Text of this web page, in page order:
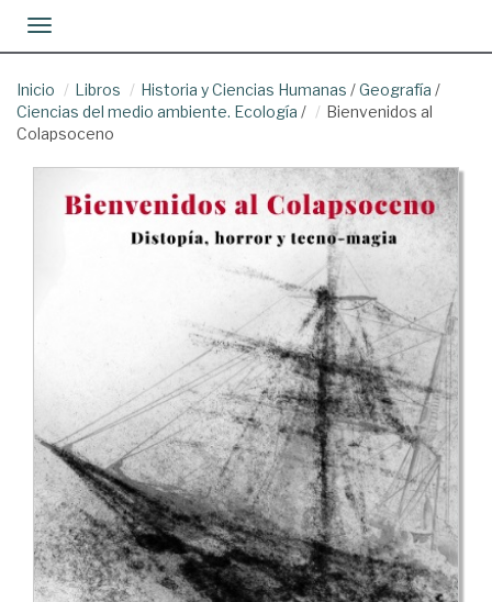
Toggle navigation
Inicio Libros Historia y Ciencias Humanas /Geografía /
Ciencias del medio ambiente. Ecología /
Bienvenidos al
Colapsoceno